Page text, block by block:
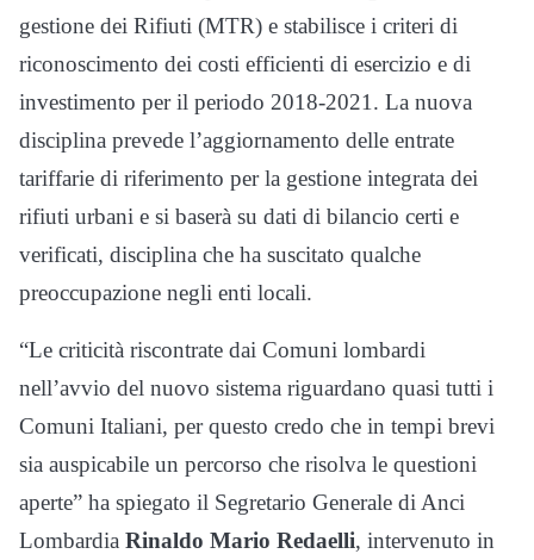
gestione dei Rifiuti (MTR) e stabilisce i criteri di
riconoscimento dei costi efficienti di esercizio e di
investimento per il periodo 2018-2021. La nuova
disciplina prevede l’aggiornamento delle entrate
tariffarie di riferimento per la gestione integrata dei
rifiuti urbani e si baserà su dati di bilancio certi e
verificati, disciplina che ha suscitato qualche
preoccupazione negli enti locali.
“Le criticità riscontrate dai Comuni lombardi
nell’avvio del nuovo sistema riguardano quasi tutti i
Comuni Italiani, per questo credo che in tempi brevi
sia auspicabile un percorso che risolva le questioni
aperte” ha spiegato il Segretario Generale di Anci
Lombardia Rinaldo Mario Redaelli, intervenuto in